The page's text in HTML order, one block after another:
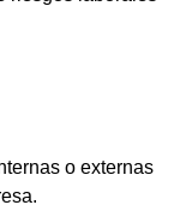
o externas